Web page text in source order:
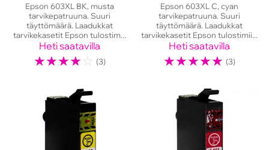
Epson 603XL BK, musta
tarvikepatruuna. Suuri
täyttömäärä. Laadukkat
tarvikekasetit Epson tulostim...
Heti saatavilla
☆☆☆☆☆ (3)
Epson 603XL C, cyan
tarvikepatruuna. Suuri
täyttömäärä. Laadukkat
tarvikekasetit Epson tulostimii...
Heti saatavilla
☆☆☆☆☆ (3)